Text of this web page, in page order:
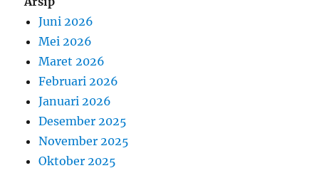
Juni 2026
Mei 2026
Maret 2026
Februari 2026
Januari 2026
Desember 2025
November 2025
Oktober 2025